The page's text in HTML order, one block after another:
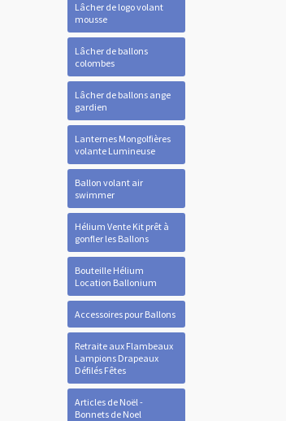
Lâcher de logo volant
mousse
Lâcher de ballons
colombes
Lâcher de ballons ange
gardien
Lanternes Mongolfières
volante Lumineuse
Ballon volant air
swimmer
Hélium Vente Kit prêt à
gonfler les Ballons
Bouteille Hélium
Location Ballonium
Accessoires pour Ballons
Retraite aux Flambeaux
Lampions Drapeaux
Défilés Fêtes
Articles de Noël -
Bonnets de Noel